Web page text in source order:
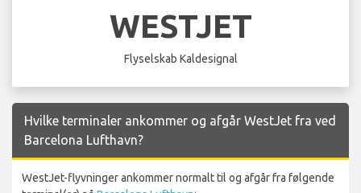
WESTJET
Flyselskab Kaldesignal
Hvilke terminaler ankommer og afgår WestJet fra ved
Barcelona Lufthavn?
WestJet-flyvninger ankommer normalt til og afgår fra følgende